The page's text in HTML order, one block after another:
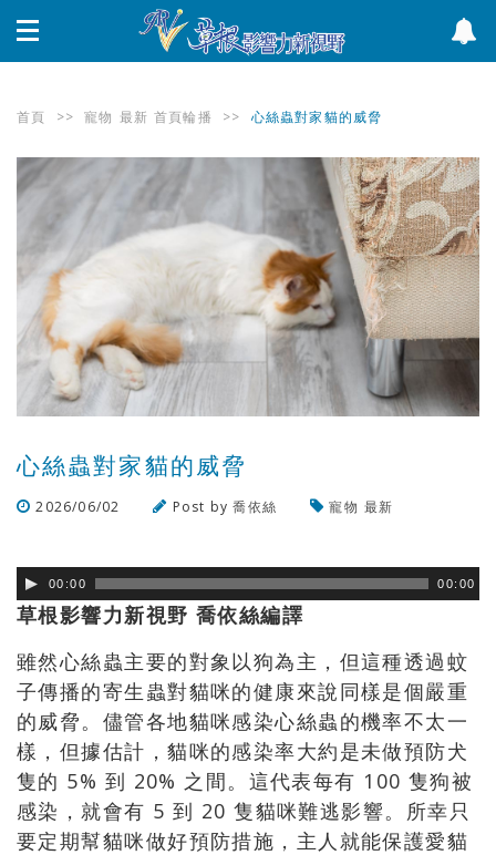
首頁 >> 寵物 最新 首頁輪播 >> 心絲蟲對家貓的威脅
心絲蟲對家貓的威脅
2026/06/02 Post by喬依絲 寵物 最新
00:00 00:00
草根影響力新視野 喬依絲編譯
雖然心絲蟲主要的對象以狗為主，但這種透過蚊
子傳播的寄生蟲對貓咪的健康來說同樣是個嚴重
的威脅。儘管各地貓咪感染心絲蟲的機率不太一
樣，但據估計，貓咪的感染率大約是未做預防犬
隻的 5% 到 20% 之間。這代表每有 100 隻狗被
感染，就會有 5 到 20 隻貓咪難逃影響。所幸只
要定期幫貓咪做好預防措施，主人就能保護愛貓